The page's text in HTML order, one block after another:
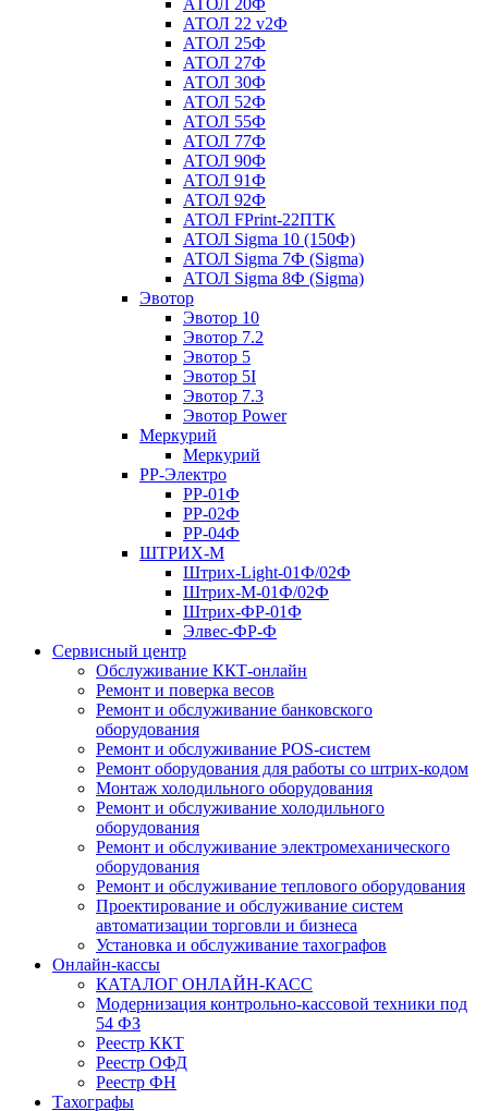
АТОЛ 20Ф
АТОЛ 22 v2Ф
АТОЛ 25Ф
АТОЛ 27Ф
АТОЛ 30Ф
АТОЛ 52Ф
АТОЛ 55Ф
АТОЛ 77Ф
АТОЛ 90Ф
АТОЛ 91Ф
АТОЛ 92Ф
АТОЛ FPrint-22ПТК
АТОЛ Sigma 10 (150Ф)
АТОЛ Sigma 7Ф (Sigma)
АТОЛ Sigma 8Ф (Sigma)
Эвотор
Эвотор 10
Эвотор 7.2
Эвотор 5
Эвотор 5I
Эвотор 7.3
Эвотор Power
Меркурий
Меркурий
РР-Электро
РР-01Ф
РР-02Ф
РР-04Ф
ШТРИХ-М
Штрих-Light-01Ф/02Ф
Штрих-М-01Ф/02Ф
Штрих-ФР-01Ф
Элвес-ФР-Ф
Сервисный центр
Обслуживание ККТ-онлайн
Ремонт и поверка весов
Ремонт и обслуживание банковского
оборудования
Ремонт и обслуживание POS-систем
Ремонт оборудования для работы со штрих-кодом
Монтаж холодильного оборудования
Ремонт и обслуживание холодильного
оборудования
Ремонт и обслуживание электромеханического
оборудования
Ремонт и обслуживание теплового оборудования
Проектирование и обслуживание систем
автоматизации торговли и бизнеса
Установка и обслуживание тахографов
Онлайн-кассы
КАТАЛОГ ОНЛАЙН-КАСС
Модернизация контрольно-кассовой техники под
54 ФЗ
Реестр ККТ
Реестр ОФД
Реестр ФН
Тахографы